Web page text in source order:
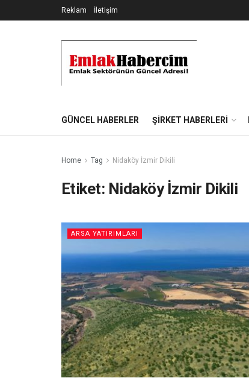
Reklam İletişim
GÜNCEL HABERLER ŞIRKET HABERLERI
Home Tag Nidaköy İzmir Dikili
Etiket: Nidaköy İzmir Dikili
ARSA YATIRIMLARI